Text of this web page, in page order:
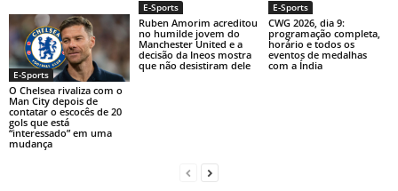
E-Sports
O Chelsea rivaliza com o
Man City depois de
contatar o escocês de 20
gols que está
“interessado” em uma
mudança
E-Sports
Ruben Amorim acreditou
no humilde jovem do
Manchester United e a
decisão da Ineos mostra
que não desistiram dele
E-Sports
CWG 2026, dia 9:
programação completa,
horário e todos os
eventos de medalhas
com a Índia